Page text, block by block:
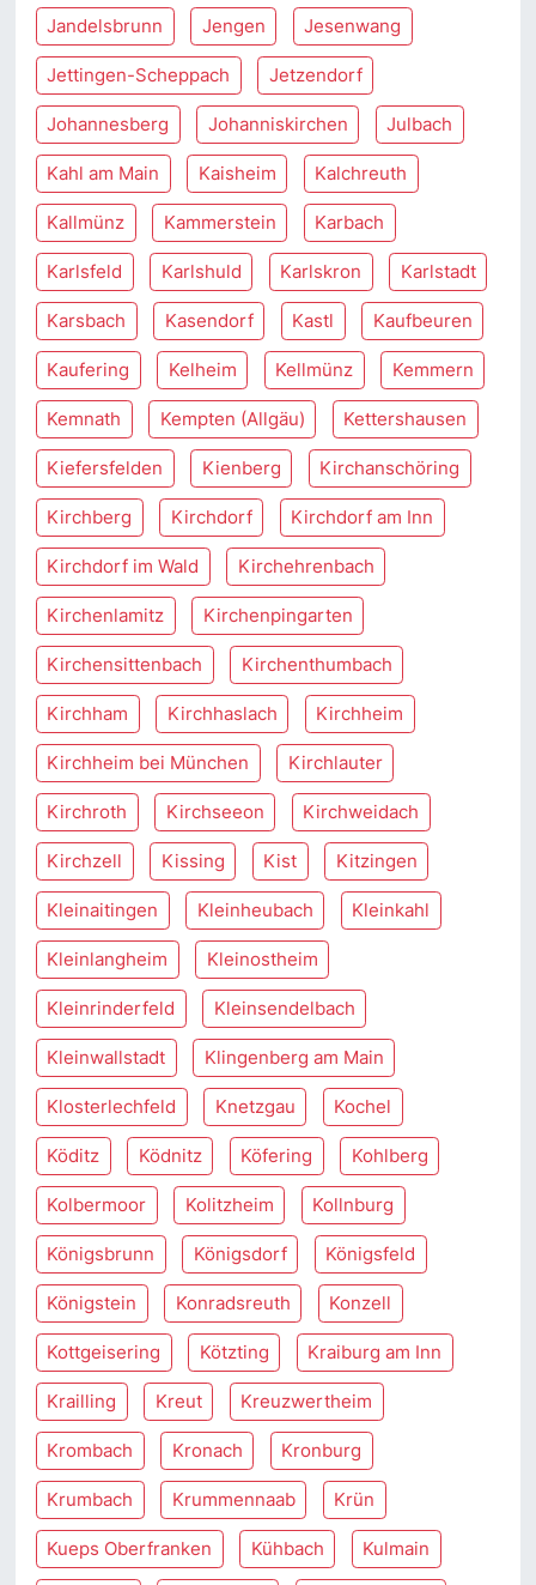
Jandelsbrunn Jengen Jesenwang
Jettingen-Scheppach Jetzendorf
Johannesberg Johanniskirchen Julbach
Kahl am Main Kaisheim Kalchreuth
Kallmünz Kammerstein Karbach
Karlsfeld Karlshuld Karlskron Karlstadt
Karsbach Kasendorf Kastl Kaufbeuren
Kaufering Kelheim Kellmünz Kemmern
Kemnath Kempten (Allgäu) Kettershausen
Kiefersfelden Kienberg Kirchanschöring
Kirchberg Kirchdorf Kirchdorf am Inn
Kirchdorf im Wald Kirchehrenbach
Kirchenlamitz Kirchenpingarten
Kirchensittenbach Kirchenthumbach
Kirchham Kirchhaslach Kirchheim
Kirchheim bei München Kirchlauter
Kirchroth Kirchseeon Kirchweidach
Kirchzell Kissing Kist Kitzingen
Kleinaitingen Kleinheubach Kleinkahl
Kleinlangheim Kleinostheim
Kleinrinderfeld Kleinsendelbach
Kleinwallstadt Klingenberg am Main
Klosterlechfeld Knetzgau Kochel
Köditz Ködnitz Köfering Kohlberg
Kolbermoor Kolitzheim Kollnburg
Königsbrunn Königsdorf Königsfeld
Königstein Konradsreuth Konzell
Kottgeisering Kötzting Kraiburg am Inn
Krailling Kreut Kreuzwertheim
Krombach Kronach Kronburg
Krumbach Krummennaab Krün
Kueps Oberfranken Kühbach Kulmain